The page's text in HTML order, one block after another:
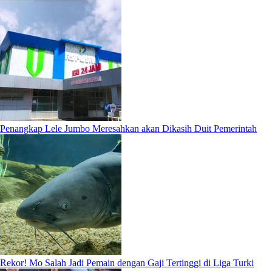
Penangkap Lele Jumbo Meresahkan akan Dikasih Duit Pemerintah
Rekor! Mo Salah Jadi Pemain dengan Gaji Tertinggi di Liga Turki